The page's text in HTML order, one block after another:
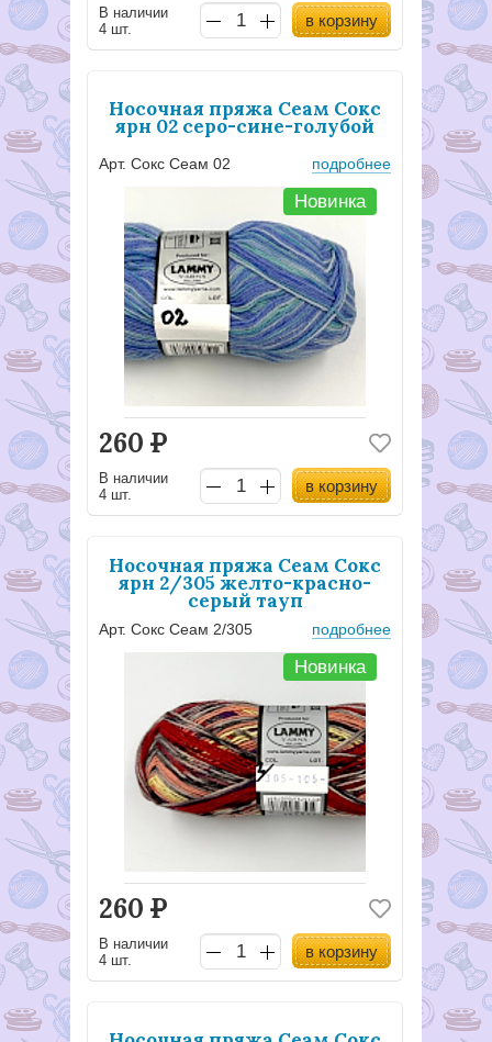
В наличии
4 шт.
в корзину
Носочная пряжа Сеам Сокс
ярн 02 серо-сине-голубой
Арт. Сокс Сеам 02 подробнее
Новинка
260 Р
В наличии
4 шт.
в корзину
Носочная пряжа Сеам Сокс
ярн 2/305 желто-красно-
серый тауп
Арт. Сокс Сеам 2/305 подробнее
Новинка
260 Р
В наличии
4 шт.
в корзину